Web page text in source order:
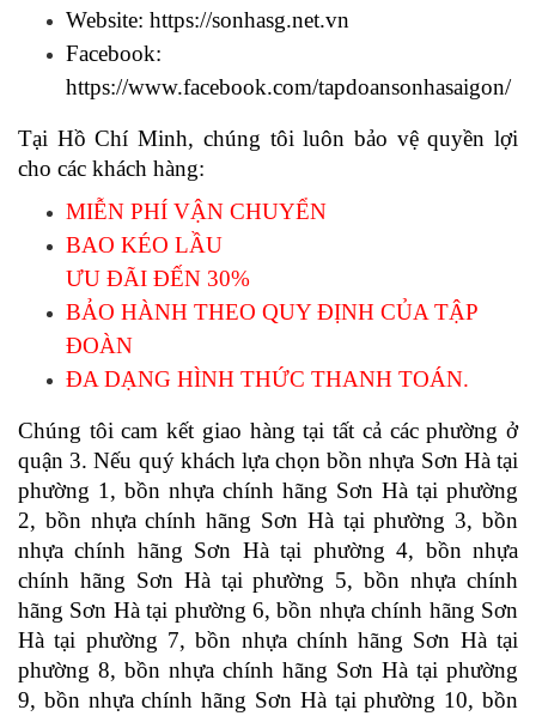
Website: https://sonhasg.net.vn
https://www.facebook.com/tapdoansonhasaigon/
Tại Hồ Chí Minh, chúng tôi luôn bảo vệ quyền lợi
cho các khách hàng:
MIỄN PHÍ VẬN CHUYỂN
BAO KÉO LẦU
ƯU ĐÃI ĐẾN 30%
BẢO HÀNH THEO QUY ĐỊNH CỦA TẬP
ĐOÀN
ĐA DẠNG HÌNH THỨC THANH TOÁN.
Chúng tôi cam kết giao hàng tại tất cả các phường ở
quận 3. Nếu quý khách lựa chọn bồn nhựa Sơn Hà tại
phường 1, bồn nhựa chính hãng Sơn Hà tại phường
2, bồn nhựa chính hãng Sơn Hà tại phường 3, bồn
nhựa chính hãng Sơn Hà tại phường 4, bồn nhựa
chính hãng Sơn Hà tại phường 5, bồn nhựa chính
hãng Sơn Hà tại phường 6, bồn nhựa chính hãng Sơn
Hà tại phường 7, bồn nhựa chính hãng Sơn Hà tại
phường 8, bồn nhựa chính hãng Sơn Hà tại phường
9, bồn nhựa chính hãng Sơn Hà tại phường 10, bồn